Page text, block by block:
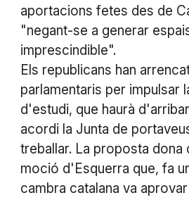
aportacions fetes des de
"negant-se a generar
imprescindible".
Els republicans han
parlamentaris per impulsar
d'estudi, que haurà
acordi la Junta de
treballar. La proposta dona
moció d'Esquerra que, fa
cambra catalana va